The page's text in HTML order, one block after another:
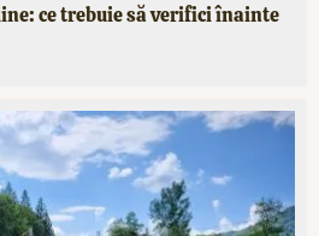
ce trebuie să verifici înainte